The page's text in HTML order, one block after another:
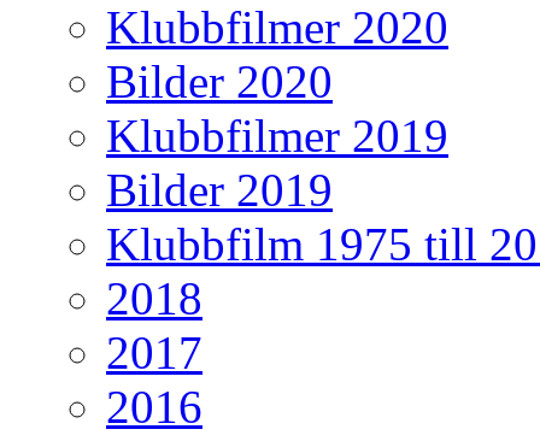
Klubbfilmer 2020
Bilder 2020
Klubbfilmer 2019
Bilder 2019
Klubbfilm 1975 till
2018
2017
2016